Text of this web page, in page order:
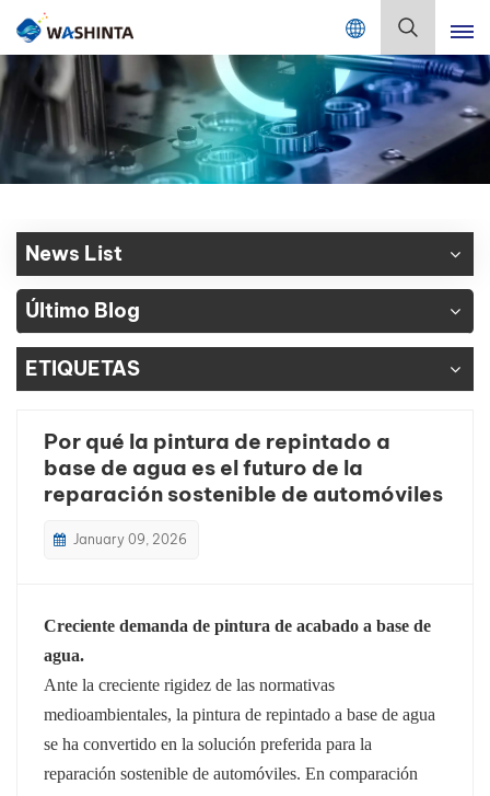
Mix Color Online
English
Français
Deutsch
Русский
Español
Português
日本語
한국어
中文
News List
Último Blog
ETIQUETAS
Por qué la pintura de repintado a
base de agua es el futuro de la
reparación sostenible de automóviles
January 09, 2026
Creciente demanda de pintura de acabado a base de
agua.
Ante la creciente rigidez de las normativas
medioambientales, la pintura de repintado a base de agua
se ha convertido en la solución preferida para la
reparación sostenible de automóviles. En comparación